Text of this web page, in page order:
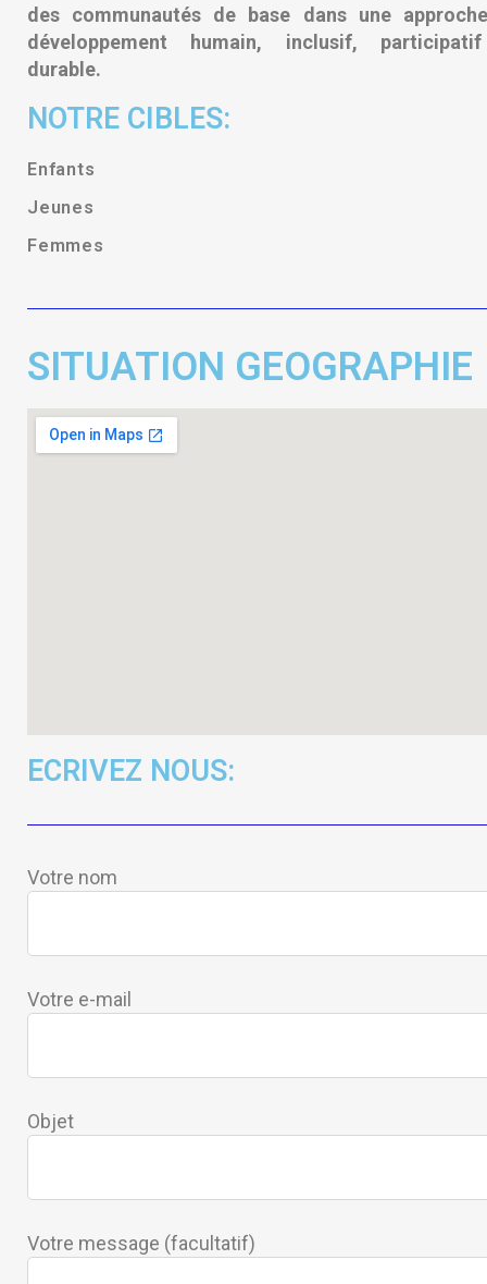
des communautés de base dans une
développement humain, inclusif,
durable.
NOTRE CIBLES:
Enfants
Jeunes
Femmes
SITUATION GEOGRAPHIE
ECRIVEZ NOUS:
Votre nom
Votre e-mail
Objet
Votre message (facultatif)